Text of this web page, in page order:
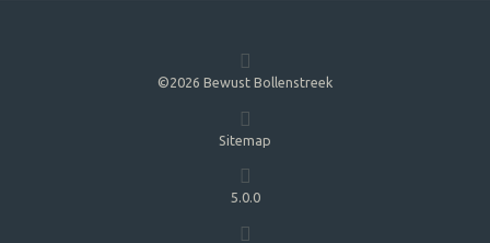
©2026 Bewust Bollenstreek
Sitemap
5.0.0